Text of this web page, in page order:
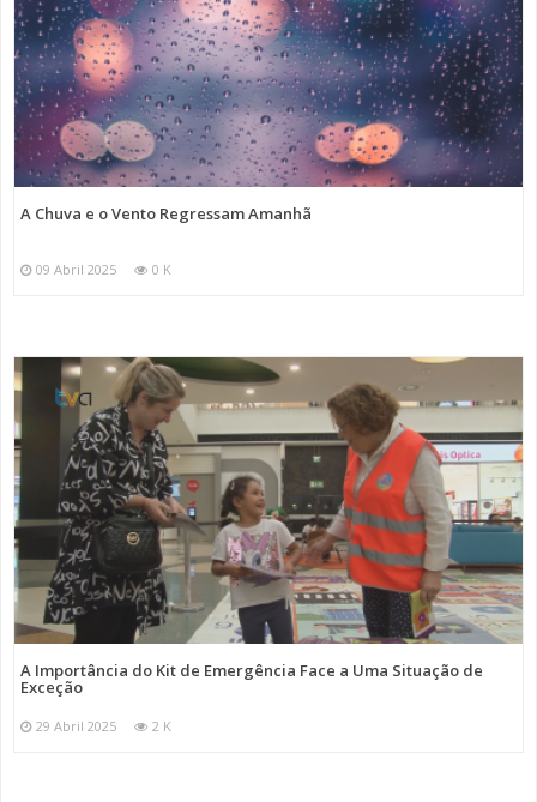
A Chuva e o Vento Regressam Amanhã
09 Abril 2025 0 K
A Importância do Kit de Emergência Face a Uma Situação de
Exceção
29 Abril 2025 2 K